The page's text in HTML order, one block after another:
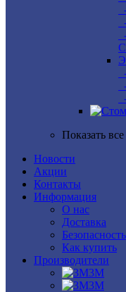
Показать
Новости
Акции
Контакты
Информация
О нас
Доставка
Безопасность
Как купить
Производители
3M
3М